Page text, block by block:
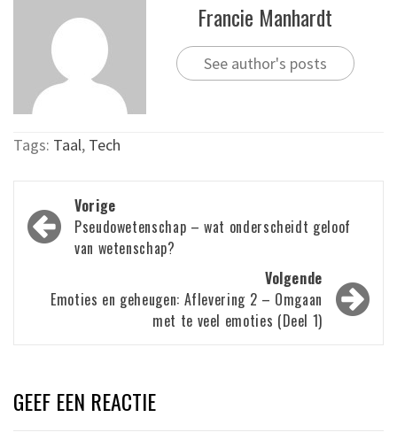
Francie Manhardt
See author's posts
Tags: Taal, Tech
Bericht
navigatie
Vorige
Pseudowetenschap – wat onderscheidt geloof
van wetenschap?
Volgende
Emoties en geheugen: Aflevering 2 – Omgaan
met te veel emoties (Deel 1)
GEEF EEN REACTIE